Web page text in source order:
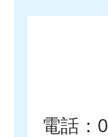
電話：